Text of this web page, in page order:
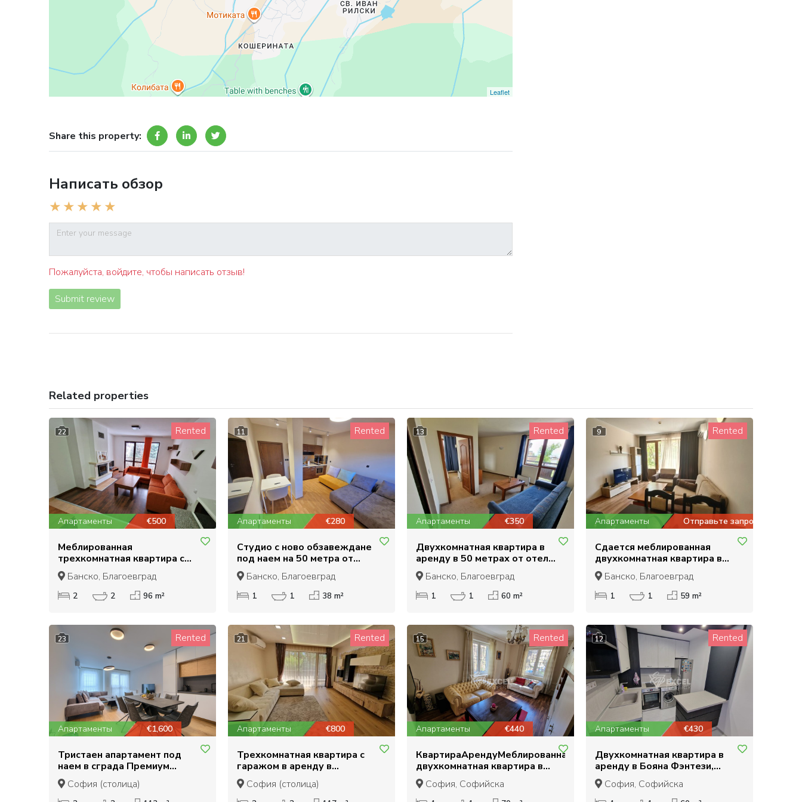
Leaflet
Share this property:
Написать обзор
Пожалуйста, войдите, чтобы написать отзыв!
Submit review
Related properties
22 Rented
Апартаменты €500
Меблированная
трехкомнатная квартира с
камином в аренду в Уинслоу
Инфинити, Банско
Банско, Благоевград
2 2 96 m²
11 Rented
Апартаменты €280
Студио с ново обзавеждане
под наем на 50 метра от
Ginger Bar & Dinner, Банско
Банско, Благоевград
1 1 38 m²
13 Rented
Апартаменты €350
Двухкомнатная квартира в
аренду в 50 метрах от отеля
Кемпински в Банско
Банско, Благоевград
1 1 60 m²
9 Rented
Апартаменты Отправьте запрос
Сдается меблированная
двухкомнатная квартира в
80 м от подъемника
Банско, Благоевград
1 1 59 m²
23 Rented
Апартаменты €1,600
Тристаен апартамент под
наем в сграда Премиум
Естейт, кв. Хладилника,
район Лозенец
София (столица)
21 Rented
Апартаменты €800
Трехкомнатная квартира с
гаражом в аренду в
комплексе Макси, кв.
Витоша, София
София (столица)
15 Rented
Апартаменты €440
КвартираАрендуМеблированная
двухкомнатная квартира в
самом центре Лозенца,
улица Вишнёва
София, Софийска
12 Rented
Апартаменты €430
Двухкомнатная квартира в
аренду в Бояна Фэнтези,
София
София, Софийска